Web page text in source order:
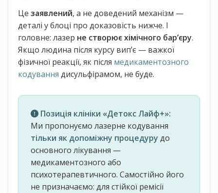
Це заявлений, а не доведений механізм —
деталі у блоці про доказовість нижче. І
головне: лазер не створює хімічного барʼєру.
Якщо людина після курсу випʼє — важкої
фізичної реакції, як після медикаментозного
кодування дисульфірамом, не буде.
Позиція клініки «Детокс Лайф+»:
Ми пропонуємо лазерне кодування
тільки як допоміжну процедуру до
основного лікування —
медикаментозного або
психотерапевтичного. Самостійно його
не призначаємо: для стійкої ремісії